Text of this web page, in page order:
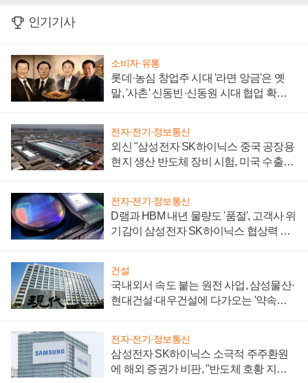
인기기사
소비자·유통
롯데·농심 창업주 시대 '라면 앙금'은 옛
말, '사촌' 신동빈·신동원 시대 협업 확대
전자·전기·정보통신
외신 "삼성전자 SK하이닉스 중국 공장용
현지 생산 반도체 장비 시험, 미국 수출통
전자·전기·정보통신
D램과 HBM 내년 물량도 '품절', 고객사 위
기감이 삼성전자 SK하이닉스 협상력 더
건설
국내외서 속도 붙는 원전 사업, 삼성물산·
현대건설·대우건설에 다가오는 '약속의
전자·전기·정보통신
삼성전자 SK하이닉스 소극적 주주환원
에 해외 증권가 비판, "반도체 호황 지속